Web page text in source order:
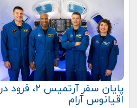
پایان سفر آرتمیس ۲، فرود در
اقیانوس آرام